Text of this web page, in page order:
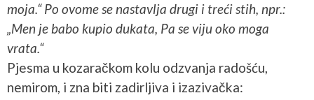
moja.“ Po ovome se nastavlja drugi i treći stih, npr.:
„Men je babo kupio dukata, Pa se viju oko moga
vrata.“
Pjesma u kozaračkom kolu odzvanja radošću,
nemirom, i zna biti zadirljiva i izazivačka: